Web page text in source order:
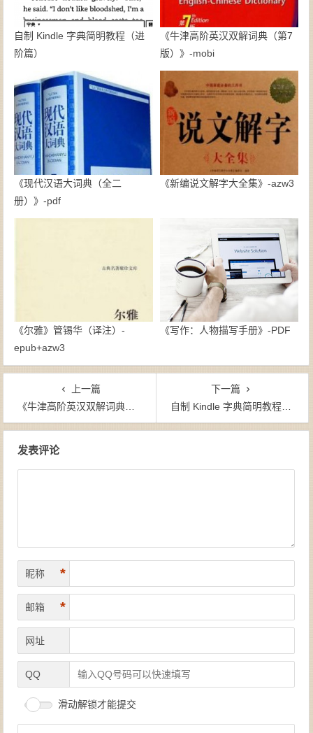
自制 Kindle 字典简明教程（进
阶篇）
《牛津高阶英汉双解词典（第7
版）》-mobi
《现代汉语大词典（全二
册）》-pdf
《新编说文解字大全集》-azw3
《尔雅》管锡华（译注）-
epub+azw3
《写作：人物描写手册》-PDF
上一篇
《牛津高阶英汉双解词典（第7版）》-mobi
下一篇
自制 Kindle 字典简明教程（进阶篇）
发表评论
昵称 *
邮箱 *
网址
QQ
滑动解锁才能提交